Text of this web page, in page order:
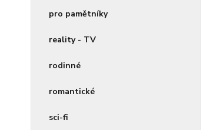
pro pamětníky
reality - TV
rodinné
romantické
sci-fi